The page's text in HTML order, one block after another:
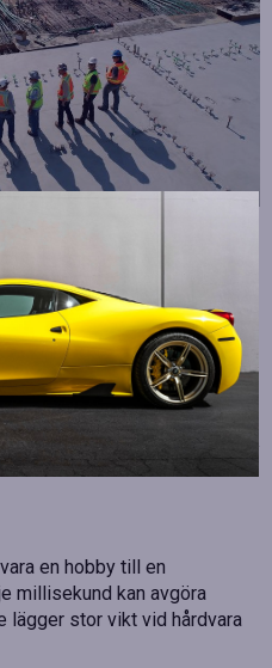
Sveriges ledning
genom att anställa
María Vazquez som
sina nya tjänster den 1
för e-
en hobby till en
millisekund kan avgöra
lägger stor vikt vid hårdvara